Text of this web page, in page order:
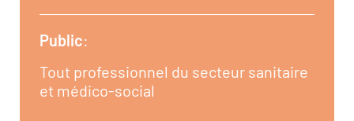
Public:
Tout professionnel du secteur sanitaire
et médico-social